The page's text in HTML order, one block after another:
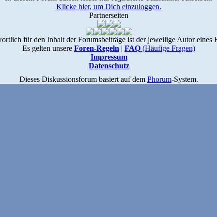
Klicke hier, um Dich einzuloggen.
Partnerseiten
für den Inhalt der Forumsbeiträge ist der jeweilige Autor eines
Es gelten unsere Foren-Regeln | FAQ (Häufige Fragen)
Impressum
Datenschutz
Dieses Diskussionsforum basiert auf dem Phorum-System.